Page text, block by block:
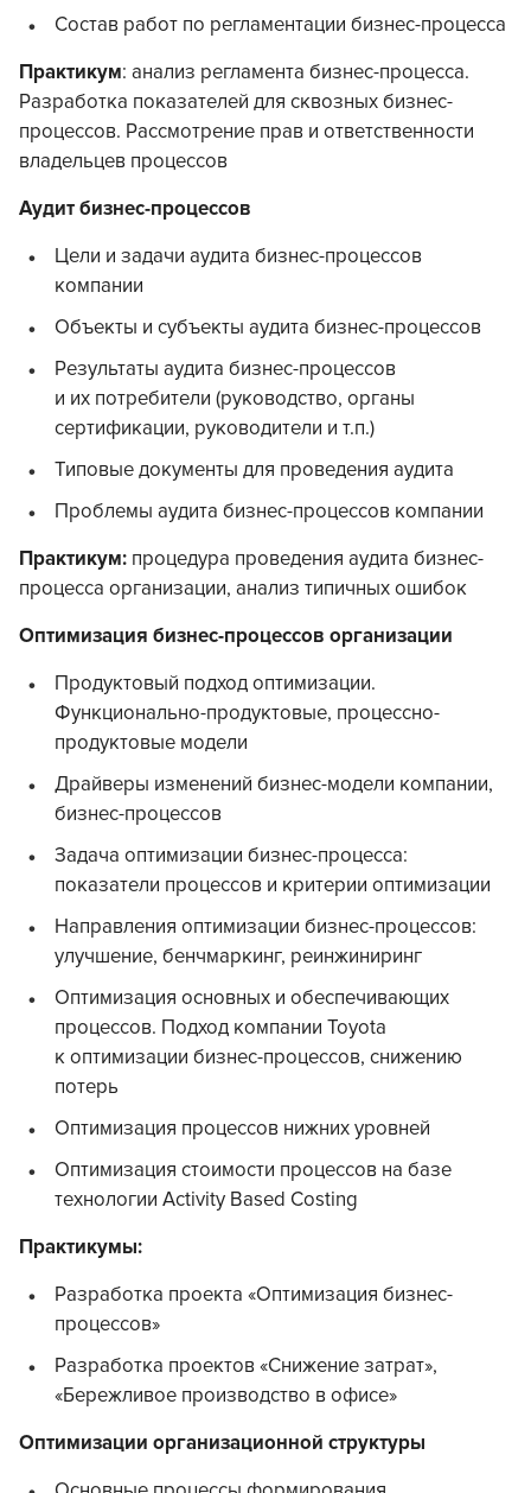
Состав работ по регламентации бизнес-процесса
Практикум: анализ регламента бизнес-процесса.
Разработка показателей для сквозных бизнес-
процессов. Рассмотрение прав и ответственности
владельцев процессов
Аудит бизнес-процессов
Цели и задачи аудита бизнес-процессов
компании
Объекты и субъекты аудита бизнес-процессов
Результаты аудита бизнес-процессов
и их потребители (руководство, органы
сертификации, руководители и т.п.)
Типовые документы для проведения аудита
Проблемы аудита бизнес-процессов компании
Практикум: процедура проведения аудита бизнес-
процесса организации, анализ типичных ошибок
Оптимизация бизнес-процессов организации
Продуктовый подход оптимизации.
Функционально-продуктовые, процессно-
продуктовые модели
Драйверы изменений бизнес-модели компании,
бизнес-процессов
Задача оптимизации бизнес-процесса:
показатели процессов и критерии оптимизации
Направления оптимизации бизнес-процессов:
улучшение, бенчмаркинг, реинжиниринг
Оптимизация основных и обеспечивающих
процессов. Подход компании Toyota
к оптимизации бизнес-процессов, снижению
потерь
Оптимизация процессов нижних уровней
Оптимизация стоимости процессов на базе
технологии Activity Based Costing
Практикумы:
Разработка проекта «Оптимизация бизнес-
процессов»
Разработка проектов «Снижение затрат»,
«Бережливое производство в офисе»
Оптимизации организационной структуры